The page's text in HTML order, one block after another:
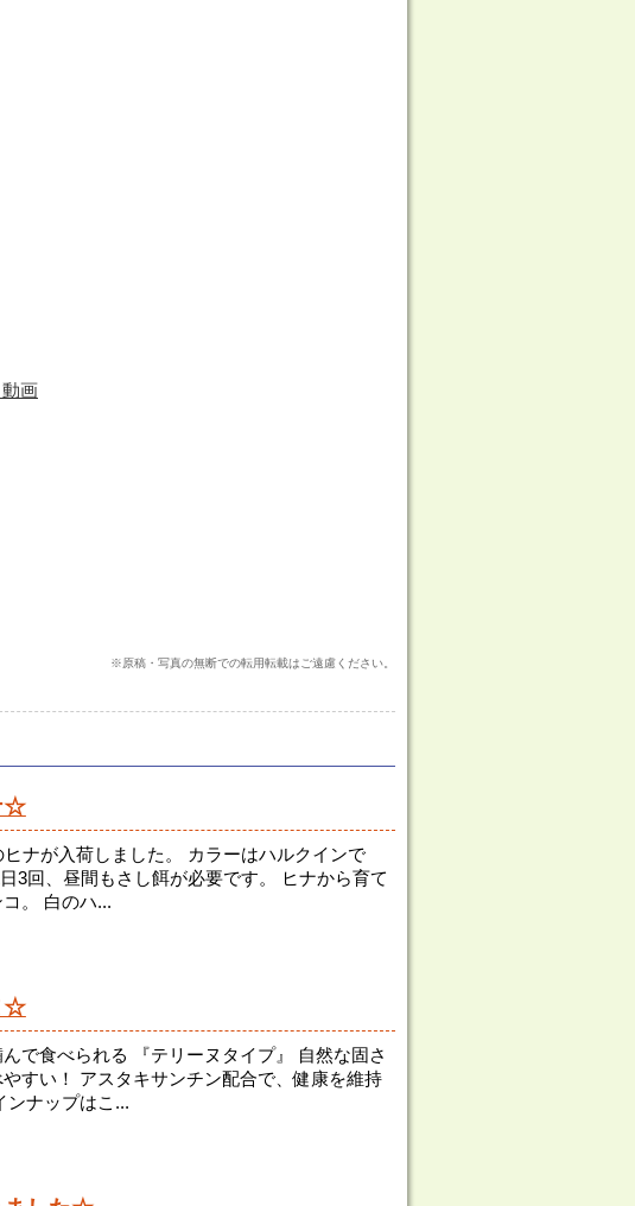
画
※原稿・写真の無断での転用転載はご遠慮ください。
☆
ナが入荷しました。 カラーはハルクインで
3回、昼間もさし餌が必要です。 ヒナから育て
。 白のハ...
☆
で食べられる 『テリーヌタイプ』 自然な固さ
すい！ アスタキサンチン配合で、健康を維持
ンナップはこ...